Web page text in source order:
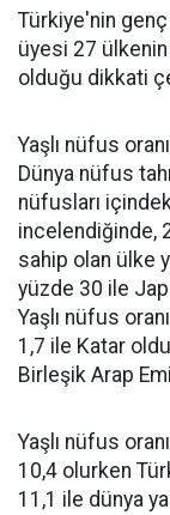
Türkiye'nin genç
üyesi 27
olduğu dikkati
Yaşlı nüfus
Dünya nüfus
nüfusları
incelendiğinde,
sahip olan ülke
yüzde 30 ile
Yaşlı nüfus
1,7 ile Katar
Birleşik Arap
Yaşlı nüfus
10,4 olurken
11,1 ile dünya